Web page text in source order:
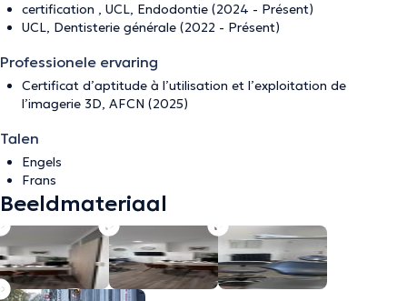
certification , UCL, Endodontie (2024 - Présent)
UCL, Dentisterie générale (2022 - Présent)
Professionele ervaring
Certificat d’aptitude à l’utilisation et l’exploitation de
l’imagerie 3D, AFCN (2025)
Talen
Engels
Frans
Beeldmateriaal